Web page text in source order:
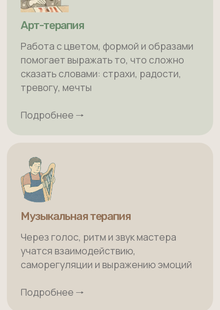
Постановка спектаклей
Театр помогает проживать роли,
учиться взаимодействию, понимать
эмоции и проявляться на сцене.
Подготовка спектакля — процесс,
в котором каждый находит свое место
Музыкальная терапия
Через голос, ритм и звук мастера
учатся взаимодействию,
Подробнее 🠒
Подробнее 🠒